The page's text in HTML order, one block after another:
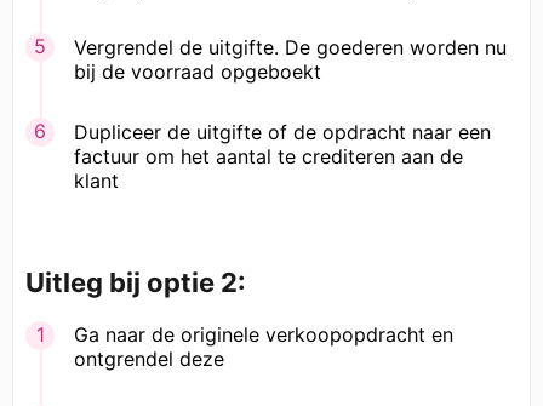
Vergrendel de uitgifte. De goederen worden nu
bij de voorraad opgeboekt
Dupliceer de uitgifte of de opdracht naar een
factuur om het aantal te crediteren aan de
klant
Uitleg bij optie 2:
Ga naar de originele verkoopopdracht en
ontgrendel deze